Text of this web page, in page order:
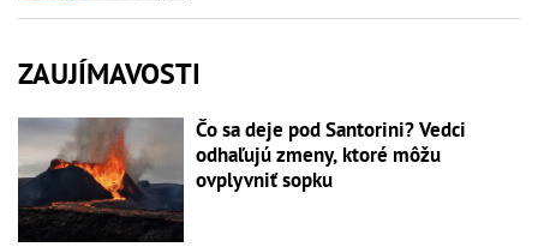
ZAUJÍMAVOSTI
Čo sa deje pod Santorini? Vedci
odhaľujú zmeny, ktoré môžu
ovplyvniť sopku